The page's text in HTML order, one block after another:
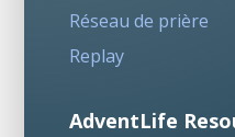
Réseau de prière
Replay
AdventLife